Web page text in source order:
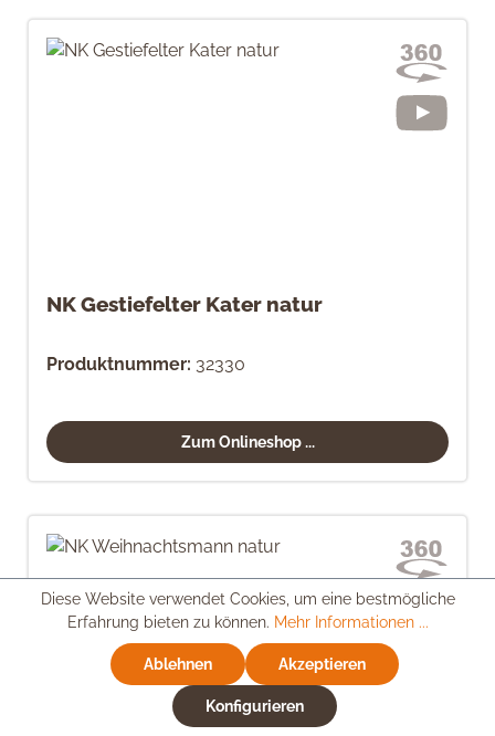
NK Gestiefelter Kater natur
Produktnummer: 32330
Zum Onlineshop ...
Diese Website verwendet Cookies, um eine bestmögliche
Erfahrung bieten zu können. Mehr Informationen ...
Ablehnen Akzeptieren
Konfigurieren